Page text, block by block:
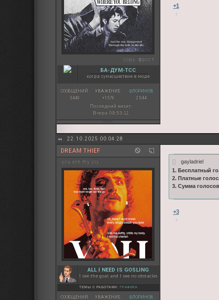
copy: фрост
БА-ДУМ-ТСС
когда сумасшествие в моде
СООБЩЕНИЙ:
3440
УВАЖЕНИЕ:
+1576
ФЛОРИНОВ:
2 044
Последний визит:
Вчера 09:53:11
+1
22.10.2025 00:04:28
DREAM THIEF
you are my joy
ALL I NEED IS GOSLING
I see the goal and I see no obstacles
ТЕМЫ С РАБОТАМИ: ГРАФИКА
СООБЩЕНИЙ:
УВАЖЕНИЕ:
ФЛОРИНОВ:
gayladriel
1. Бесплатный
2. Платные
3. Сумма
+3